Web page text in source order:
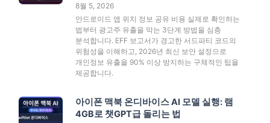
8월 5, 2026
안드로이드 앱 위치 정보 공유 비용 실제로 확인하는
법부터 광고주 유출을 막는 3단계 방법을 심층
분석합니다. EFF 보고서가 경고한 서드파티 코드의
위험성을 이해하고, 2026년 최신 보안 설정으로
개인정보 유출을 90% 이상 방지하는 구체적인 팁을
제공합니다.
아이폰 맥북 온디바이스 AI 모델 실행: 램
4GB로 챗GPT급 돌리는 법